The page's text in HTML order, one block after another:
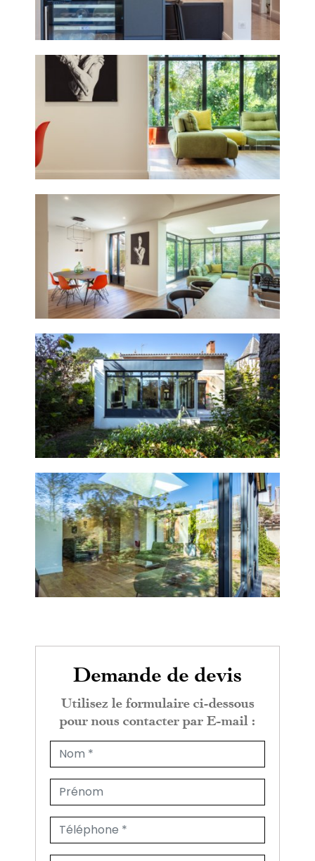
Demande de devis
Utilisez le formulaire ci-dessous
pour nous contacter par E-mail :